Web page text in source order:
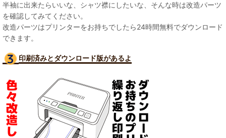
半袖に出来たらいいな、シャツ襟にしたいな、そんな時は改造パーツ
を確認してみてください。
改造パーツはプリンターをお持ちでしたら24時間無料でダウンロード
できます。
印刷済みとダウンロード版があるよ